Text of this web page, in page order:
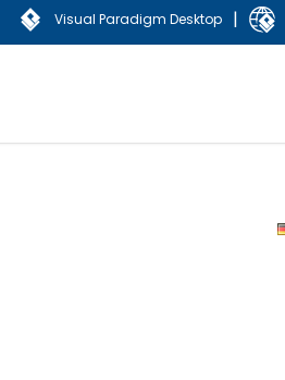
Visual Paradigm Desktop |